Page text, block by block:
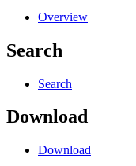
Overview
Search
Search
Download
Download